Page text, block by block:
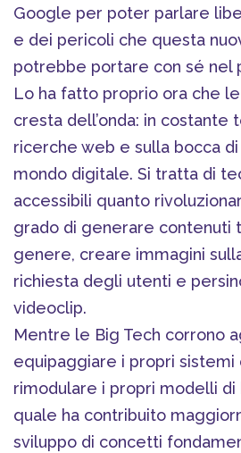
Google per poter parlare
e dei pericoli che questa
potrebbe portare con sé nel
Lo ha fatto proprio ora che
cresta dell’onda: in costante
ricerche web e sulla bocca
mondo digitale. Si tratta di
accessibili quanto
grado di generare contenuti
genere, creare immagini
richiesta degli utenti e
videoclip.
Mentre le Big Tech corrono
equipaggiare i propri sistemi
rimodulare i propri modelli di
quale ha contribuito
sviluppo di concetti